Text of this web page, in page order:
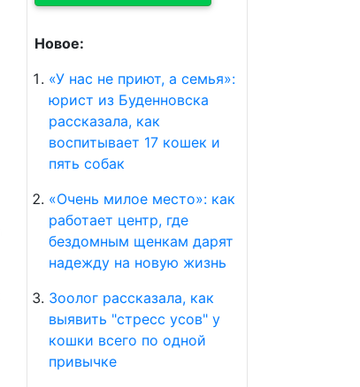
Новое:
«У нас не приют, а семья»:
юрист из Буденновска
рассказала, как
воспитывает 17 кошек и
пять собак
«Очень милое место»: как
работает центр, где
бездомным щенкам дарят
надежду на новую жизнь
Зоолог рассказала, как
выявить "стресс усов" у
кошки всего по одной
привычке